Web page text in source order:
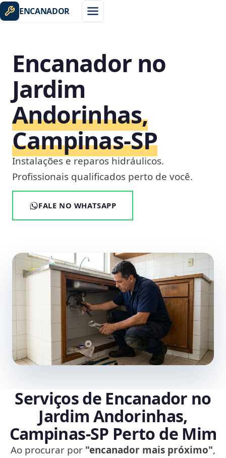
ENCANADOR
Encanador no
Jardim
Andorinhas,
Campinas‑SP
Instalações e reparos hidráulicos.
Profissionais qualificados perto de você.
FALE NO WHATSAPP
Serviços de Encanador no
Jardim Andorinhas,
Campinas‑SP Perto de Mim
Ao procurar por "encanador mais próximo",